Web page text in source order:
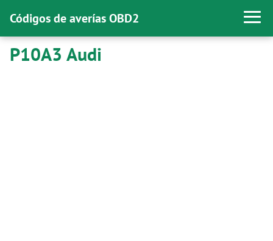
Códigos de averías OBD2
P10A3 Audi